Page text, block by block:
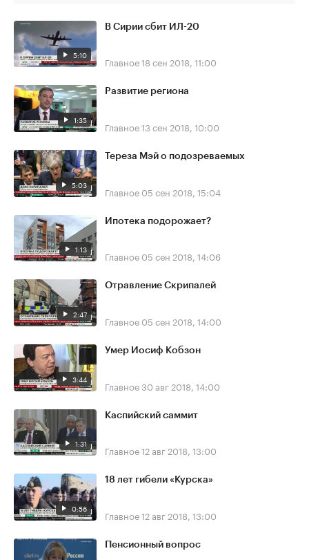
5:10
В Сирии сбит ИЛ-20
Главное18 сен 2018, 11:00
1:35
Развитие региона
Главное13 сен 2018, 10:00
5:03
Тереза Мэй о подозреваемых
Главное 05 сен 2018, 15:04
1:13
Ипотека подорожает?
Главное 05 сен 2018, 14:06
2:47
Отравление Скрипалей
Главное 05 сен 2018, 14:00
3:44
Умер Иосиф Кобзон
Главное30 авг 2018, 14:00
1:31
Каспийский саммит
Главное12 авг 2018, 13:00
0:56
18 лет гибели «Курска»
Главное12 авг 2018, 13:00
Пенсионный вопрос